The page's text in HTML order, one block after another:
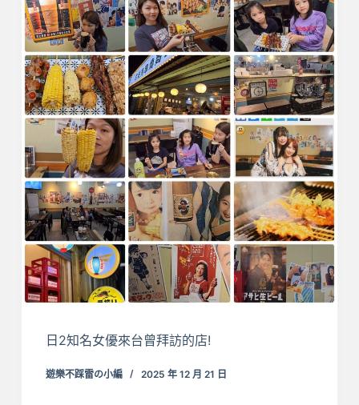
日2知名女優來台曾拜訪的店!
遊樂不踩雷の小編 2025 年 12 月 21 日